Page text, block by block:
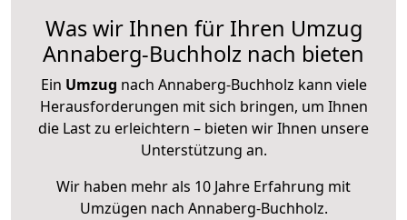
Was wir Ihnen für Ihren Umzug
Annaberg-Buchholz nach bieten
Ein Umzug nach Annaberg-Buchholz kann viele
Herausforderungen mit sich bringen, um Ihnen
die Last zu erleichtern – bieten wir Ihnen unsere
Unterstützung an.
Wir haben mehr als 10 Jahre Erfahrung mit
Umzügen nach Annaberg-Buchholz.